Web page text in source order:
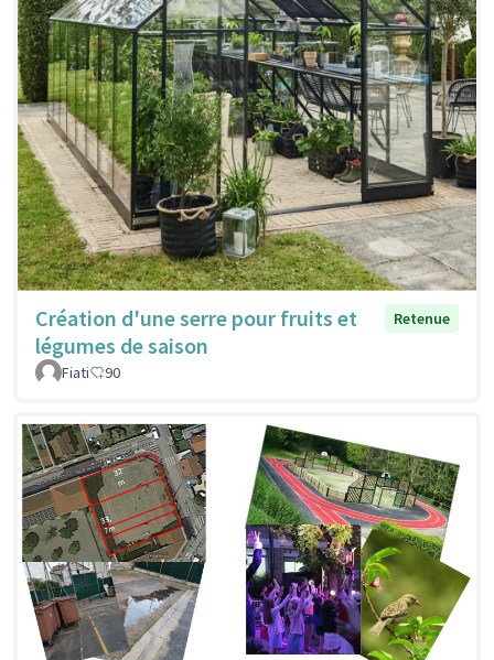
Création d'une serre pour fruits et
légumes de saison
Retenue
Fiati 90